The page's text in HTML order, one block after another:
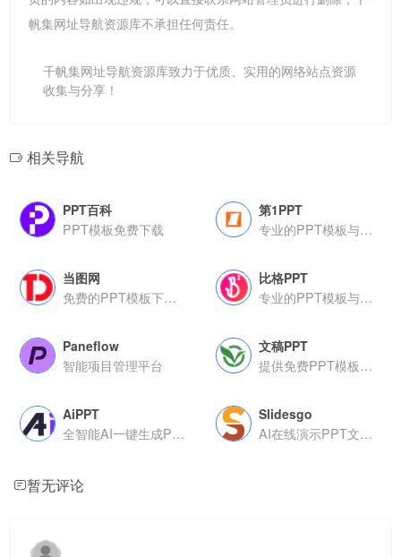
帆集网址导航资源库不承担任何责任。
千帆集网址导航资源库致力于优质、实用的网络站点资源
收集与分享！
相关导航
PPT百科
PPT模板免费下载
第1PPT
专业的PPT模板与设计资源平台
当图网
免费的PPT模板下载服务
比格PPT
专业的PPT模板与设计资源
Paneflow
智能项目管理平台
文稿PPT
提供免费PPT模板下载
AiPPT
全智能AI一键生成PPT
Slidesgo
AI在线演示PPT文稿制作平台，提供免费与付费模板资源
暂无评论